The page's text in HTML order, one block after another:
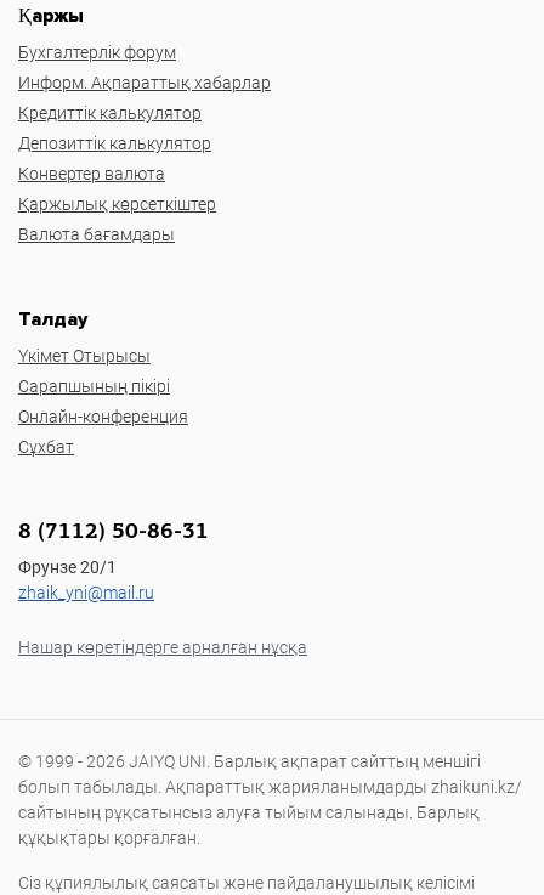
Қаржы
Бухгалтерлік форум
Информ. Ақпараттық хабарлар
Кредиттік калькулятор
Депозиттік калькулятор
Конвертер валюта
Қаржылық көрсеткіштер
Валюта бағамдары
Талдау
Үкімет Отырысы
Сарапшының пікірі
Онлайн-конференция
Сұхбат
8 (7112) 50-86-31
Фрунзе 20/1
zhaik_yni@mail.ru
Нашар көретіндерге арналған нұсқа
© 1999 - 2026 JAIYQ UNI. Барлық ақпарат сайттың меншігі
болып табылады. Ақпараттық жарияланымдарды zhaikuni.kz/
сайтының рұқсатынсыз алуға тыйым салынады. Барлық
құқықтары қорғалған.
Сіз құпиялылық саясаты және пайдаланушылық келісімі